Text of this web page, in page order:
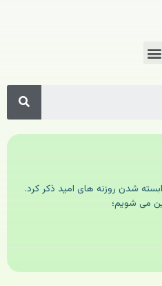
شدن روزنه های امید ذکر کرد.
می شویم؛